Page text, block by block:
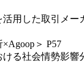
用した取引メ
＞ P57
る社会情勢影